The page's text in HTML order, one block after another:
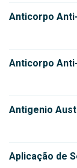
Anticorpo
Anticorpo
Antigenio
Aplicação de